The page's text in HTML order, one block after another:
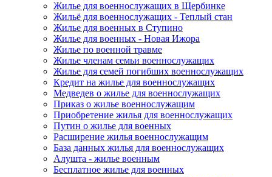
Жилье для военнослужащих в Щербинке
Жильё для военнослужащих - Теплый стан
Жилье для военных в Ступино
Жилье для военных - Новая Ижора
Жилье по военной травме
Жилье членам семьи военнослужащих
Жилье для семей погибших военнослужащих
Кредит на жилье для военнослужащих
Медведев о жилье для военнослужащих
Приказ о жилье военнослужащим
Приобретение жилья для военнослужащих
Путин о жилье для военных
Расширение жилья военнослужащим
База данных жилья для военнослужащих
Алушта - жилье военным
Бесплатное жилье для военных